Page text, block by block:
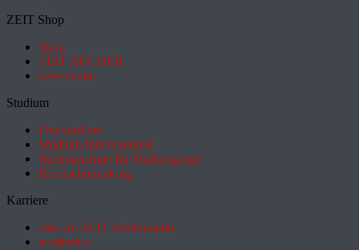
ZEIT Shop
Shop
ZEIT BÜCHER
Geschenke
Studium
HeyStudium
Studium-Interessentest
Suchmaschine für Studiengänge
Hochschulranking
Karriere
Jobs im ZEIT Stellenmarkt
academics